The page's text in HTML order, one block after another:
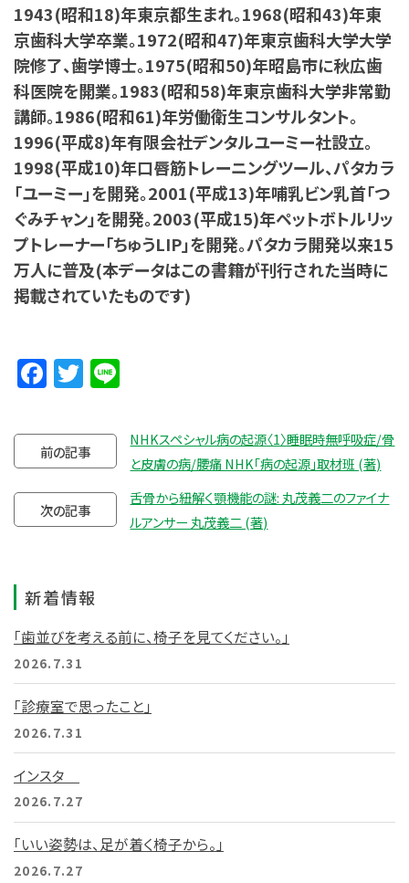
1943(昭和18)年東京都生まれ。1968(昭和43)年東
京歯科大学卒業。1972(昭和47)年東京歯科大学大学
院修了、歯学博士。1975(昭和50)年昭島市に秋広歯
科医院を開業。1983(昭和58)年東京歯科大学非常勤
講師。1986(昭和61)年労働衛生コンサルタント。
1996(平成8)年有限会社デンタルユーミー社設立。
1998(平成10)年口唇筋トレーニングツール、パタカラ
「ユーミー」を開発。2001(平成13)年哺乳ビン乳首「つ
ぐみチャン」を開発。2003(平成15)年ペットボトルリッ
プトレーナー「ちゅうLIP」を開発。パタカラ開発以来15
万人に普及(本データはこの書籍が刊行された当時に
掲載されていたものです)
Facebook
Twitter
前の記事
NHKスペシャル病の起源〈1〉睡眠時無呼吸症/骨
と皮膚の病/腰痛 NHK「病の起源」取材班 (著)
次の記事
舌骨から紐解く顎機能の謎: 丸茂義二のファイナ
ルアンサー 丸茂義二 (著)
新着情報
「歯並びを考える前に、椅子を見てください。」
2026.7.31
「診療室で思ったこと」
2026.7.31
インスタ
2026.7.27
「いい姿勢は、足が着く椅子から。」
2026.7.27